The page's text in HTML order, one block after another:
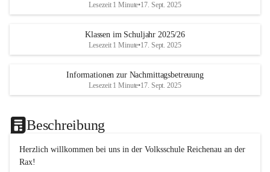
Lesezeit 1 Minute•17. Sept. 2025
Klassen im Schuljahr 2025/26
Lesezeit 1 Minute•17. Sept. 2025
Informationen zur Nachmittagsbetreuung
Lesezeit 1 Minute•17. Sept. 2025
Beschreibung
Herzlich willkommen bei uns in der Volksschule Reichenau an der
Rax!